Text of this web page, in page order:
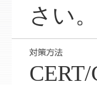
さい。